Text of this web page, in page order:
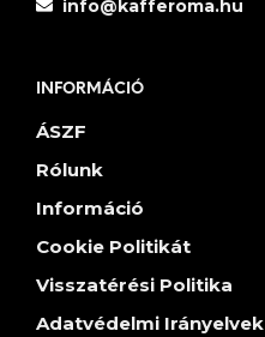
info@kafferoma.hu
INFORMÁCIÓ
ÁSZF
Rólunk
Információ
Cookie Politikát
Visszatérési Politika
Adatvédelmi Irányelvek